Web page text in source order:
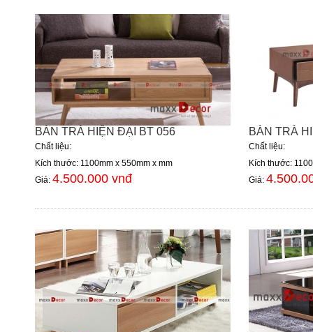
BÀN TRÀ HIỆN ĐẠI BT 056
Chất liệu:
Kích thước: 1100mm x 550mm x mm
Giá: 4.500.000 vnđ
BÀN TRÀ
Chất liệu:
Kích thước:
Giá: